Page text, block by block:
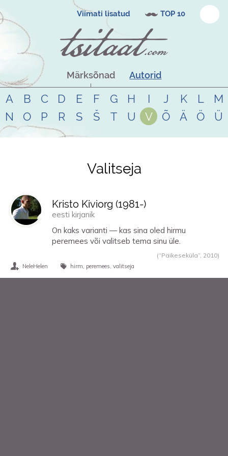
Viimati lisatud TOP 10
Märksõnad Autorid
A B C D E F G H I J K L
M
N
O P R S Š T U V Õ Ä Ö Ü
Tsitaadid teemalvalitseja
Valitseja
Kristo Kiviorg (1981-)
eesti kirjanik
On kaks varianti — kas sina oled hirmu
peremees või valitseb tema sinu üle.
(“Päikeseküla”, 2010)
NeleHelen hirm peremees valitseja